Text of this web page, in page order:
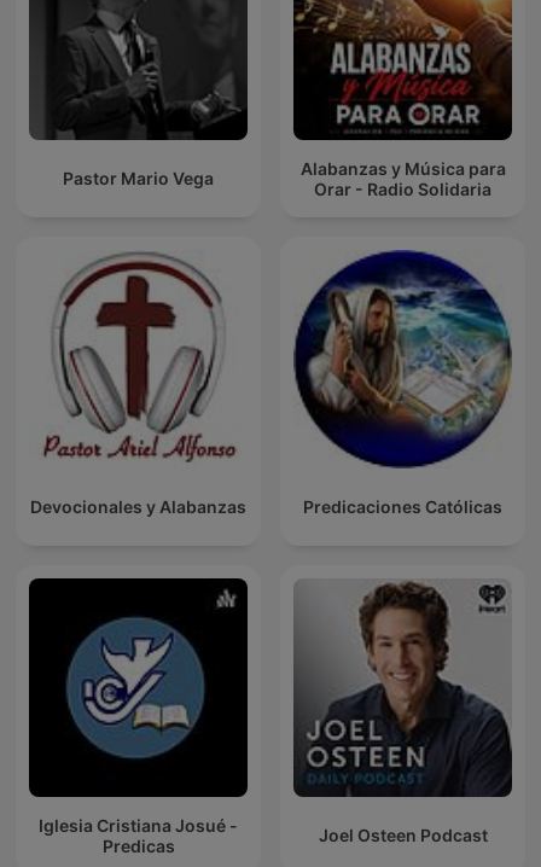
Pastor Mario Vega
Alabanzas y Música para
Orar - Radio Solidaria
Devocionales y Alabanzas Predicaciones Católicas
Iglesia Cristiana Josué -
Predicas
Joel Osteen Podcast